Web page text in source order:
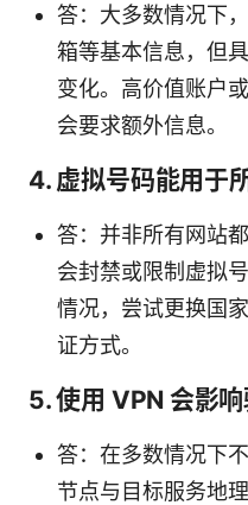
答：大多数情况下
箱等基本信息，但
变化。高价值账户
会要求额外信息。
4. 虚拟号码能用于
答：并非所有网站
会封禁或限制虚拟
情况，尝试更换国
证方式。
5. 使用 VPN 会影响
答：在多数情况下
节点与目标服务地